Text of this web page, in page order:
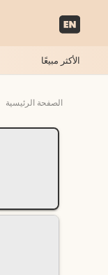
الأكثر مبيعًا
الصفحة الرئيسية